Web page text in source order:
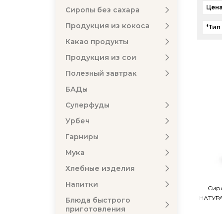
Сиропы без сахара
Продукция из кокоса
Какао продукты
Продукция из сои
Полезный завтрак
БАДы
Суперфуды
Урбеч
Гарниры
Мука
Хлебные изделия
Напитки
Блюда быстрого
приготовления
*Тип